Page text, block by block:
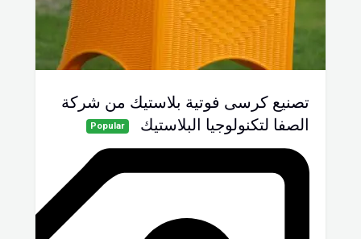
تصنيع كرسى فوتية بلاستيك من شركة
الصفا لتكنولوجيا البلاستيك
Popular